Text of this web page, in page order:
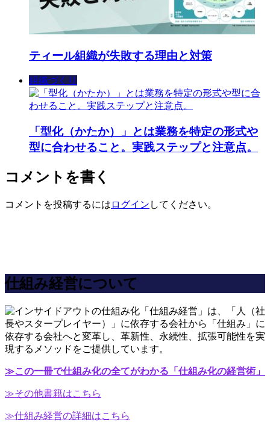
ティール組織が失敗する理由と対策
組織づくり
「型化（かたか）」とは業務を特定の形式や
型に合わせること。実践ステップと注意点。
コメントを書く
コメントを投稿するには ログイン してください。
仕組み経営について
「仕組み経営」は、「人（社
長やスタープレイヤー）」に依存する会社から「仕組み」に
依存する会社へと変革し、革新性、永続性、拡張可能性を実
現するメソッドをご提供しています。
≫この一冊で仕組み化の全てがわかる「仕組み化の経営術」
≫その他書籍はこちら
≫仕組み経営の詳細はこちら